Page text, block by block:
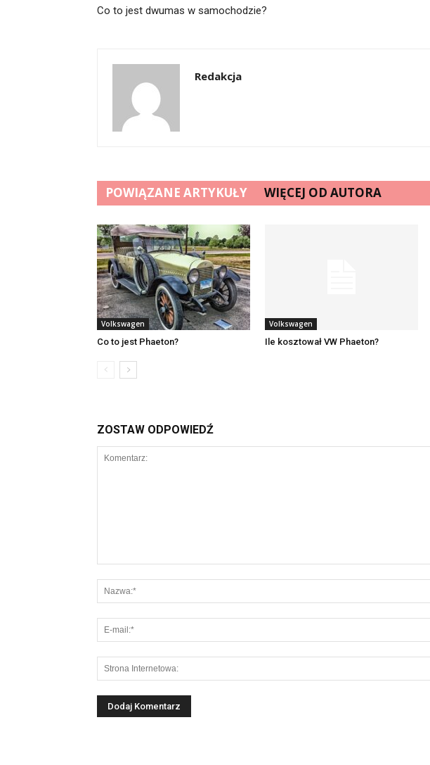
Co to jest dwumas w samochodzie?
Redakcja
POWIĄZANE ARTYKUŁY WIĘCEJ OD AUTORA
Volkswagen
Co to jest Phaeton?
Volkswagen
Ile kosztował VW Phaeton?
ZOSTAW ODPOWIEDŹ